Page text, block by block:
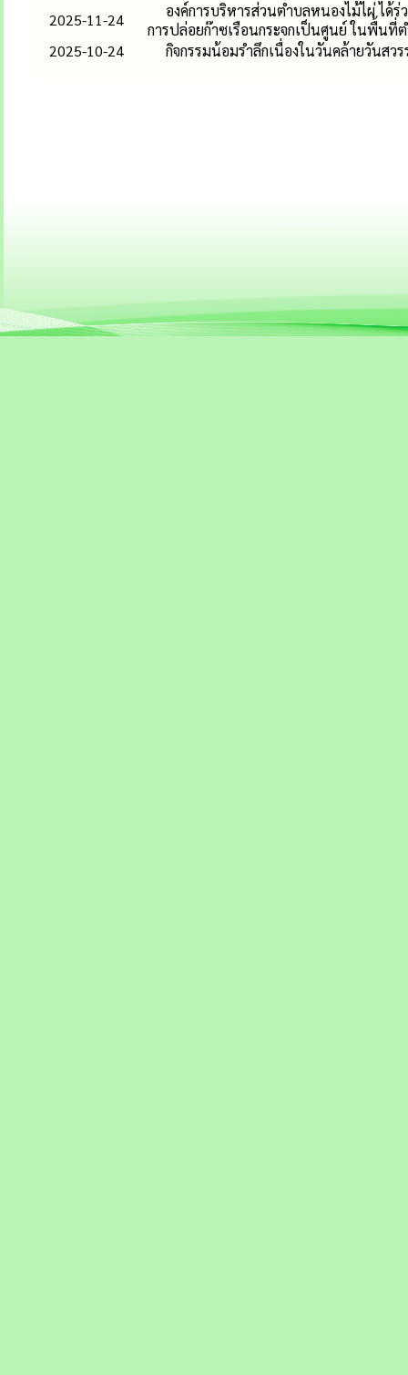
2025-11-24
องค์การบริหารส่วนตำบลหนองไม้ไผ่ ได้
การปล่อยก๊าซเรือนกระจกเป็นศูนย์ ในพื้นที่
2025-10-24
กิจกรรมน้อมรำลึกเนื่องในวันคล้ายวันสว